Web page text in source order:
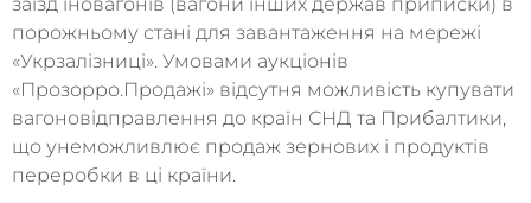
порожньому стані для завантаження на мережі
«Укрзалізниці». Умовами аукціонів
«Прозорро.Продажі» відсутня можливість купувати
вагоновідправлення до країн СНД та Прибалтики,
що унеможливлює продаж зернових і продуктів
переробки в ці країни.